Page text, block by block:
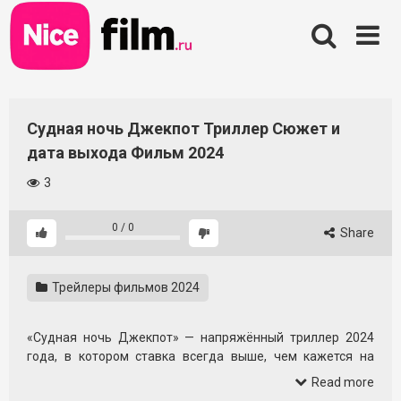
Skip
to
content
Судная ночь Джекпот Триллер Сюжет и
дата выхода Фильм 2024
3
0 / 0 Share
Трейлеры фильмов 2024
«Судная ночь Джекпот» — напряжённый триллер 2024
года, в котором ставка всегда выше, чем кажется на
первый взгляд. Название уже намекает на смертельно
Read more